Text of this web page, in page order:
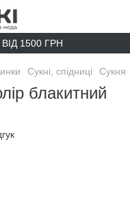
1500 ГРН
Сукні, спідниці Сукня
блакитний